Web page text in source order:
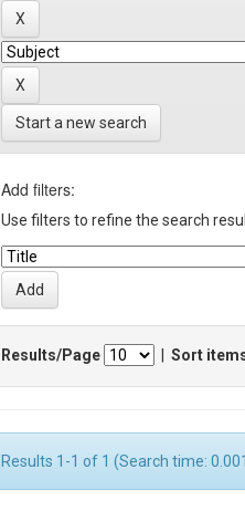
Start a new search
Add filters:
Use filters to refine the search
Results/Page Sort
Results 1-1 of 1 (Search time: